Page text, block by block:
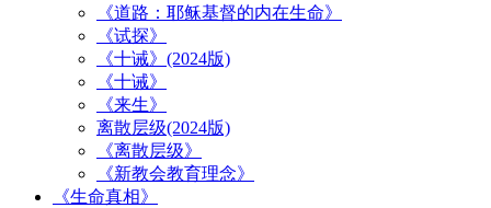
《道路：耶稣基督的内在生命》
《试探》
《十诫》(2024版)
《十诫》
《来生》
离散层级(2024版)
《离散层级》
《新教会教育理念》
《生命真相》